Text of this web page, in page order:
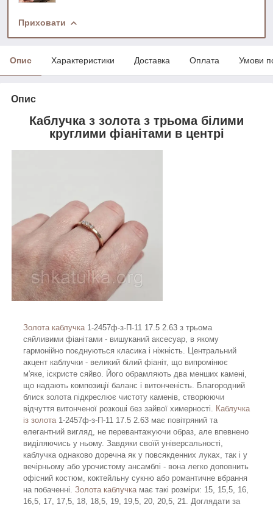
Приховати
Опис Характеристики Доставка Оплата Умови
Опис
Каблучка з золота з трьома білими
круглими фіанітами в центрі
Золота каблучка1-2457ф-з-П-11 17.5 2.63 з трьома
сяйливими фіанітами - вишуканий аксесуар, в якому
гармонійно поєднуються класика і ніжність. Центральний
акцент каблучки - великий білий фіаніт, що випромінює
м'яке, іскристе сяйво. Його обрамляють два менших камені,
що надають композиції баланс і витонченість. Благородний
блиск золота підкреслює чистоту каменів, створюючи
відчуття витонченої розкоші без зайвої химерності. Каблучка
із золота1-2457ф-з-П-11 17.5 2.63 має повітряний та
елегантний вигляд, не перевантажуючи образ, але впевнено
виділяючись у ньому. Завдяки своїй універсальності,
каблучка однаково доречна як у повсякденних луках, так і у
вечірньому або урочистому ансамблі - вона легко доповнить
офісний костюм, коктейльну сукню або романтичне вбрання
на побаченні. Золота каблучкамає такі розміри: 15, 15,5, 16,
16,5, 17, 17,5, 18, 18,5, 19, 19,5, 20, 20,5, 21. Доглядати за